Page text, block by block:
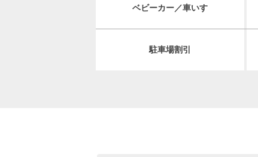
ベビーカー／車いす
駐車場割引